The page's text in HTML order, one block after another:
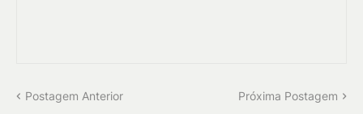
Postagem Anterior Próxima Postagem